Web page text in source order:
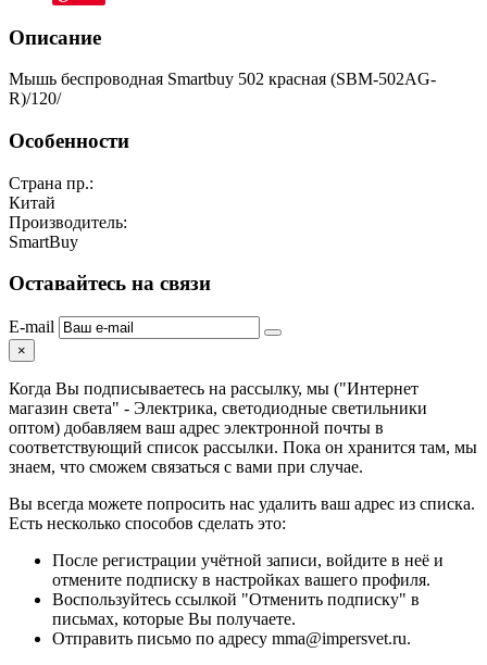
Описание
Мышь беспроводная Smartbuy 502 красная (SBM-502AG-
R)/120/
Особенности
Страна пр.:
Китай
Производитель:
SmartBuy
Оставайтесь на связи
E-mail
×
Когда Вы подписываетесь на рассылку, мы ("Интернет
магазин света" - Электрика, светодиодные светильники
оптом) добавляем ваш адрес электронной почты в
соответствующий список рассылки. Пока он хранится там, мы
знаем, что сможем связаться с вами при случае.
Вы всегда можете попросить нас удалить ваш адрес из списка.
Есть несколько способов сделать это:
После регистрации учётной записи, войдите в неё и
отмените подписку в настройках вашего профиля.
Воспользуйтесь ссылкой "Отменить подписку" в
письмах, которые Вы получаете.
Отправить письмо по адресу mma@impersvet.ru.